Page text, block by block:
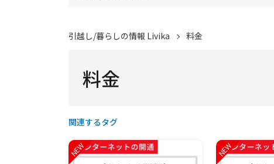
引越し/暮らしの情報 Livika 料金
料金
関連するタグ